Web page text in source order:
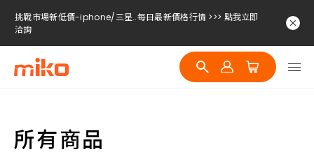
挑戰市場新低價-iphone/三星..每日最新價格行情 >>> 點我立即
洽詢
挑戰市場新低價-iphone/三星..每日最新價格行情 >>> 點我立即
洽詢
挑戰市場新低價-iphone/三星..每日最新價格行情 >>> 點我立即
所有商品